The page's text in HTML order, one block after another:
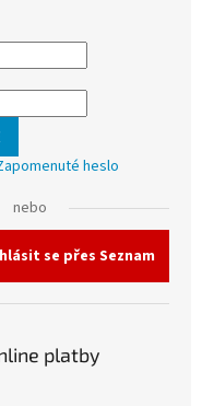
heslo
nebo
se přes Seznam
platby